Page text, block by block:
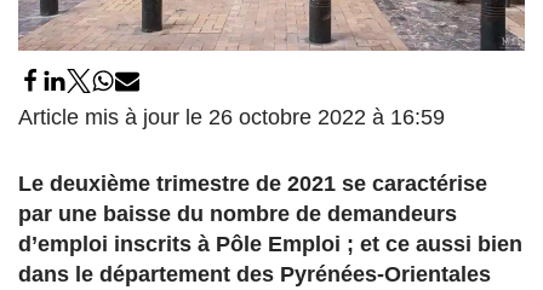
Article mis à jour le 26 octobre 2022 à 16:59
Le deuxième trimestre de 2021 se caractérise
par une baisse du nombre de demandeurs
d’emploi inscrits à Pôle Emploi ; et ce aussi bien
dans le département des Pyrénées-Orientales